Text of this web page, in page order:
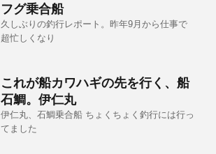
フグ乗合船
久しぶりの釣行レポート。昨年9月から仕事で
超忙しくなり
これが船カワハギの先を行く、船
石鯛。伊仁丸
伊仁丸、石鯛乗合船 ちょくちょく釣行には行っ
てました